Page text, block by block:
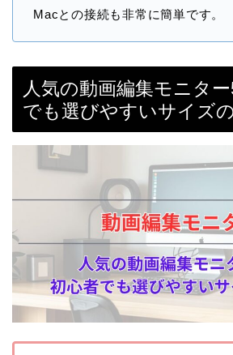
Macとの接続も非常に簡単です。
人気の動画編集モニタ
でも選びやすいサイズ